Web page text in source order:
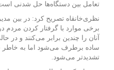
تعامل بین دستگاه‌ها حل شدنی
نظری‌خانقاه تصریح کرد: در بین
برخی موارد با گرفتار کردن
آنان را چندین برابر می‌کنند و
ساده برطرف می‌شود اما به خاطر
تشدیدتر می‌شود.